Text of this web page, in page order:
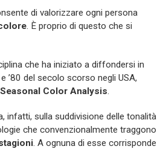
di valorizzare ogni persona
. È proprio di questo che si
che ha iniziato a diffondersi in
’80 del secolo scorso negli USA,
Seasonal Color Analysis.
infatti, sulla suddivisione delle tonalità
che convenzionalmente traggono
. A ognuna di esse corrisponde